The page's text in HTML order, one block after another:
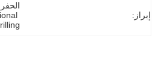
إبراز: